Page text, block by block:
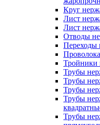
Круг
Лист
Лист
Отводы
Переходы
Тройники
Трубы
Трубы
Трубы
Трубы
Трубы